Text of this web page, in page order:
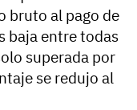
bruto al pago de
baja entre todas
superada por
se redujo al